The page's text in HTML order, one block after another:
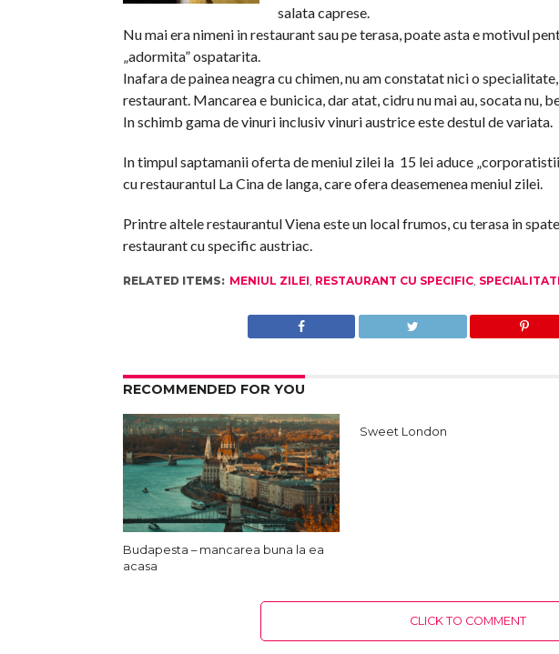
salata caprese.
Nu mai era nimeni in restaurant sau pe terasa, poate asta e motivul
„adormita” ospatarita.
Inafara de painea neagra cu chimen, nu am constatat nici o
restaurant. Mancarea e bunicica, dar atat, cidru nu mai au, socata nu,
In schimb gama de vinuri inclusiv vinuri austrice este destul de variata.
In timpul saptamanii oferta de meniul zilei la 15 lei aduce
cu restaurantul La Cina de langa, care ofera deasemenea meniul zilei.
Printre altele restaurantul Viena este un local frumos, cu terasa in
restaurant cu specific austriac.
RELATED ITEMS: MENIUL ZILEI, RESTAURANT CU SPECIFIC,
RECOMMENDED FOR YOU
Budapesta – mancarea buna la ea
acasa
Sweet London
CLICK TO COMMENT